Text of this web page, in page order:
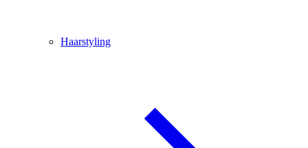
Haarstyling